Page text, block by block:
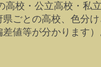
校・公立高校・私
ごとの高校、色分
値等が分かります